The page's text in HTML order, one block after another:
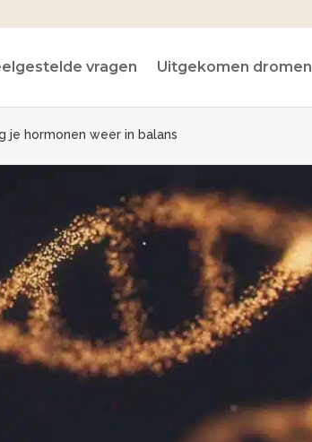
vragen Uitgekomen dromen
je hormonen weer in balans